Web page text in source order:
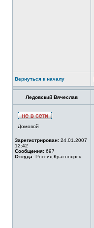
Вернуться к началу
Ледовский Вячеслав
Домовой
Зарегистрирован: 24.01.2007
12:42
Сообщения: 697
Откуда: Россия,Красноярск